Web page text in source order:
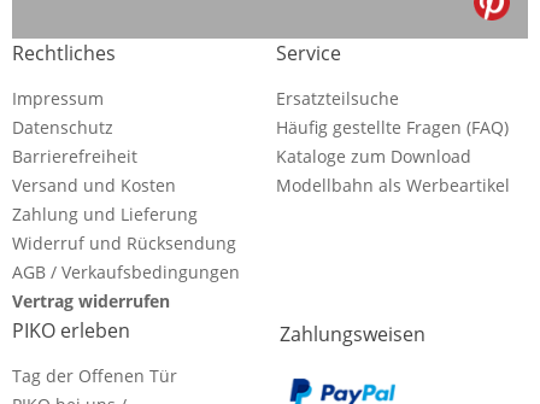
Rechtliches
Impressum
Datenschutz
Barrierefreiheit
Versand und Kosten
Zahlung und Lieferung
Widerruf und Rücksendung
AGB / Verkaufsbedingungen
Vertrag widerrufen
Service
Ersatzteilsuche
Häufig gestellte Fragen (FAQ)
Kataloge zum Download
Modellbahn als Werbeartikel
PIKO erleben
Tag der Offenen Tür
Zahlungsweisen